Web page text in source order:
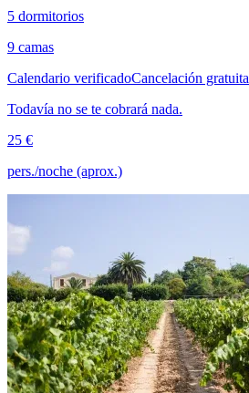
5 dormitorios
9 camas
Calendario verificadoCancelación gratuita
Todavía no se te cobrará nada.
25 €
pers./noche (aprox.)